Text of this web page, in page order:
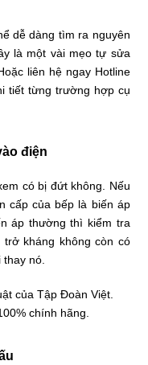
dễ dàng tìm ra nguyên
là một vài mẹo tự sửa
liên hệ ngay Hotline
tiết từng trường hợp cụ
điện
có bị đứt không. Nếu
cấp của bếp là biến áp
áp thường thì kiểm tra
kháng không còn có
nó.
của Tập Đoàn Việt.
chính hãng.